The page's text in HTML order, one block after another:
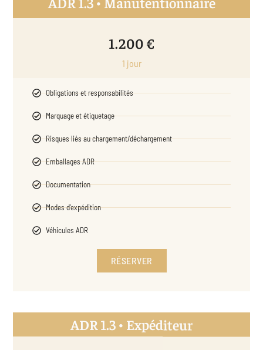
1.200 €
1 jour
Obligations et responsabilités
Marquage et étiquetage
Risques liés au chargement/déchargement
Emballages ADR
Documentation
Modes d'expédition
Véhicules ADR
RÉSERVER
1.200 €